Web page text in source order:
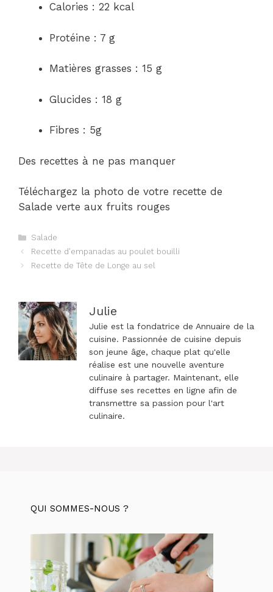
Calories : 22 kcal
Protéine : 7 g
Matières grasses : 15 g
Glucides : 18 g
Fibres : 5g
Des recettes à ne pas manquer
Téléchargez la photo de votre recette de
Salade verte aux fruits rouges
Catégories
Salade
Navigation
des
Recette d'empanadas au poulet bouilli
Recette de Tête de Longe au sel
Julie
Julie est la fondatrice de Annuaire de la
cuisine. Passionnée de cuisine depuis
son jeune âge, chaque plat qu'elle
réalise est une nouvelle aventure
culinaire à partager. Maintenant, elle
diffuse ses recettes en ligne afin de
transmettre sa passion pour l'art
culinaire.
QUI SOMMES-NOUS ?